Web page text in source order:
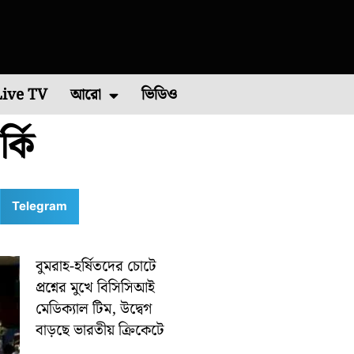
মেদিনীপুর
এশিয়া কাপ ২০২২
TV আরো ভিডিও
Telegram
বুমরাহ-হর্ষিতদের চোটে
প্রশ্নের মুখে বিসিসিআই
মেডিক্যাল টিম, উদ্বেগ
বাড়ছে ভারতীয় ক্রিকেটে